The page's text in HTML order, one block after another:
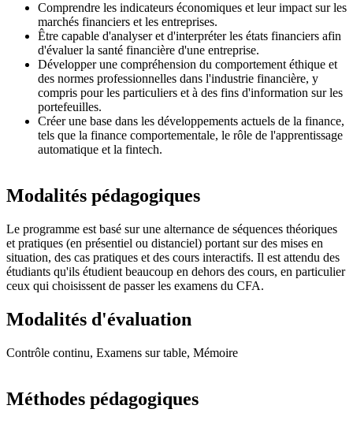
Comprendre les indicateurs économiques et leur impact sur les
marchés financiers et les entreprises.
Être capable d'analyser et d'interpréter les états financiers afin
d'évaluer la santé financière d'une entreprise.
Développer une compréhension du comportement éthique et
des normes professionnelles dans l'industrie financière, y
compris pour les particuliers et à des fins d'information sur les
portefeuilles.
Créer une base dans les développements actuels de la finance,
tels que la finance comportementale, le rôle de l'apprentissage
automatique et la fintech.
Modalités pédagogiques
Le programme est basé sur une alternance de séquences théoriques
et pratiques (en présentiel ou distanciel) portant sur des mises en
situation, des cas pratiques et des cours interactifs. Il est attendu des
étudiants qu'ils étudient beaucoup en dehors des cours, en particulier
ceux qui choisissent de passer les examens du CFA.
Modalités d'évaluation
Contrôle continu, Examens sur table, Mémoire
Méthodes pédagogiques